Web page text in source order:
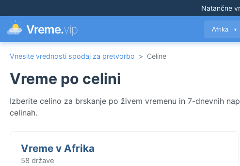
Natančne
Vreme.vip Afrika ▼
Vnesite vrednosti spodaj za pretvorbo > Celine
Vreme po celini
Izberite celino za brskanje po živem vremenu in 7-dnevnih
celinah.
Vreme v Afrika
58 države